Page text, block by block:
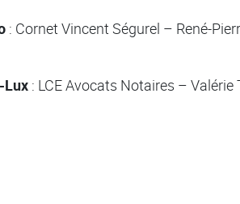
: Cornet Vincent Ségurel – René-
Lux : LCE Avocats Notaires – Valérie